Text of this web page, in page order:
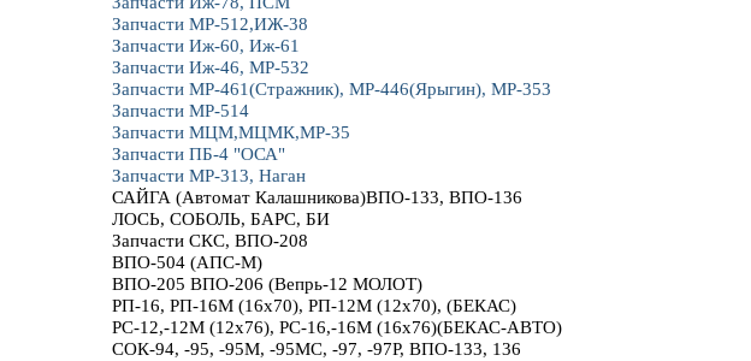
Запчасти МР-512,ИЖ-38
Запчасти Иж-60, Иж-61
Запчасти Иж-46, МР-532
Запчасти МР-461(Стражник), МР-446(Ярыгин), МР-353
Запчасти МР-514
Запчасти МЦМ,МЦМК,МР-35
Запчасти ПБ-4 "ОСА"
Запчасти МР-313, Наган
САЙГА (Автомат Калашникова)ВПО-133, ВПО-136
ЛОСЬ, СОБОЛЬ, БАРС, БИ
Запчасти СКС, ВПО-208
ВПО-504 (АПС-М)
ВПО-205 ВПО-206 (Вепрь-12 МОЛОТ)
РП-16, РП-16М (16х70), РП-12М (12х70), (БЕКАС)
РС-12,-12М (12х76), РС-16,-16М (16х76)(БЕКАС-АВТО)
СОК-94, -95, -95М, -95МС, -97, -97Р, ВПО-133, 136